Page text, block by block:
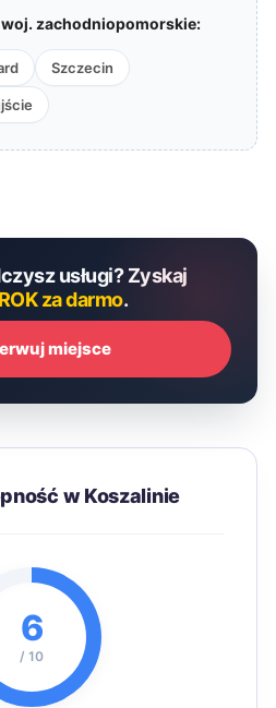
zachodniopomorskie:
Szczecin
usługi? Zyskaj
ROK za darmo.
miejsce
w Koszalinie
6
/ 10